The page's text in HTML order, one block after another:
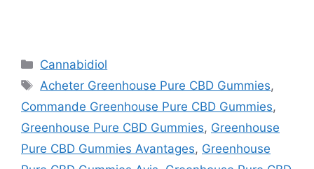
Categories
Cannabidiol
Tags
Acheter Greenhouse Pure CBD Gummies,
Commande Greenhouse Pure CBD Gummies,
Greenhouse Pure CBD Gummies, Greenhouse
Pure CBD Gummies Avantages, Greenhouse